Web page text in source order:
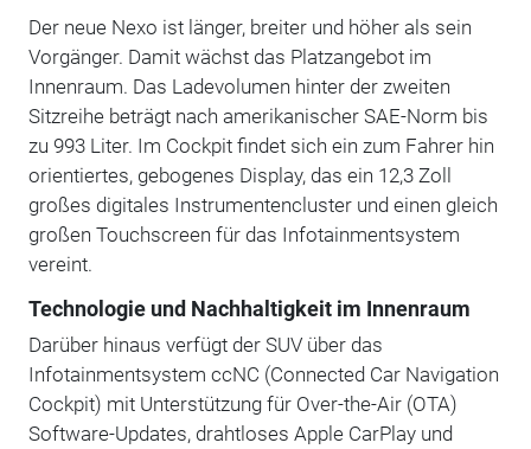
Der neue Nexo ist länger, breiter und höher als sein
Vorgänger. Damit wächst das Platzangebot im
Innenraum. Das Ladevolumen hinter der zweiten
Sitzreihe beträgt nach amerikanischer SAE-Norm bis
zu 993 Liter. Im Cockpit findet sich ein zum Fahrer hin
orientiertes, gebogenes Display, das ein 12,3 Zoll
großes digitales Instrumentencluster und einen gleich
großen Touchscreen für das Infotainmentsystem
vereint.
Technologie und Nachhaltigkeit im Innenraum
Darüber hinaus verfügt der SUV über das
Infotainmentsystem ccNC (Connected Car Navigation
Cockpit) mit Unterstützung für Over-the-Air (OTA)
Software-Updates, drahtloses Apple CarPlay und